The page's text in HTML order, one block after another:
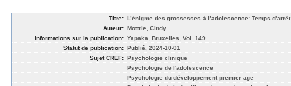
Titre: L’énigme des grossesses à l’adolescence: Temps d'arrêt
Auteur: Mottrie, Cindy
Informations sur la publication: Yapaka, Bruxelles, Vol. 149
Statut de publication: Publié, 2024-10-01
Sujet CREF: Psychologie clinique
Psychologie de l'adolescence
Psychologie du développement premier age